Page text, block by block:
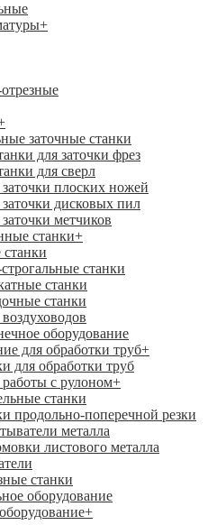
+
заточные станки
для заточки фрез
для сверл
плоских ножей
дисковых пил
метчиков
станки+
станки
станки
станки
оборудование
для обработки труб+
для обработки труб
с рулоном+
станки
продольно-поперечной резки
металла
листового металла
станки
оборудование
+